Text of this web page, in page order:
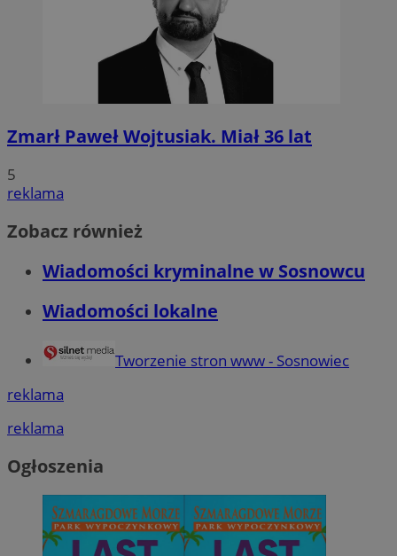
Zmarł Paweł Wojtusiak. Miał 36 lat
5
reklama
Zobacz również
Wiadomości kryminalne w Sosnowcu
Wiadomości lokalne
Tworzenie stron www - Sosnowiec
reklama
reklama
Ogłoszenia